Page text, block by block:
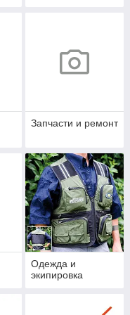
Запчасти и ремонт
Одежда и
экипировка